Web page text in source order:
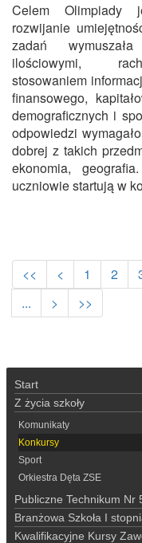
Celem Olimpiady
rozwijanie
zadań
ilościowymi,
stosowaniem
finansowego,
demograficznych i
odpowiedzi
dobrej z takich
ekonomia,
uczniowie startują w
<< < 1 2
...
> >>
Start
Z życia szkoły
Komunikaty
Konkursy
Sport
Orkiestra Dęta ZSE
Publiczne Technikum Nr
Branżowa Szkoła I
Kwalifikacyjne Kursy